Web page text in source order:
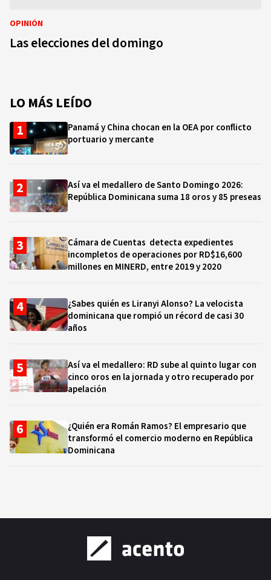
OPINIÓN
Las elecciones del domingo
LO MÁS LEÍDO
Panamá y China chocan en la OEA por conflicto
portuario y mercante
Así va el medallero de Santo Domingo 2026:
República Dominicana suma 18 oros y 85 preseas
Cámara de Cuentas detecta expedientes
incompletos de operaciones por RD$16,600
millones en MINERD, entre 2019 y 2020
¿Sabes quién es Liranyi Alonso? La velocista
dominicana que rompió un récord de casi 30
años
Así va el medallero: RD sube al quinto lugar con
cinco oros en la jornada y otro recuperado por
apelación
¿Quién era Román Ramos? El empresario que
transformó el comercio moderno en República
Dominicana